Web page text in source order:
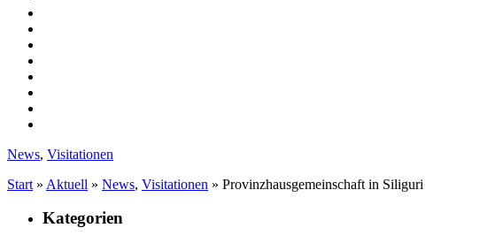
News, Visitationen
Start » Aktuell » News, Visitationen » Provinzhausgemeinschaft in Siliguri
Kategorien